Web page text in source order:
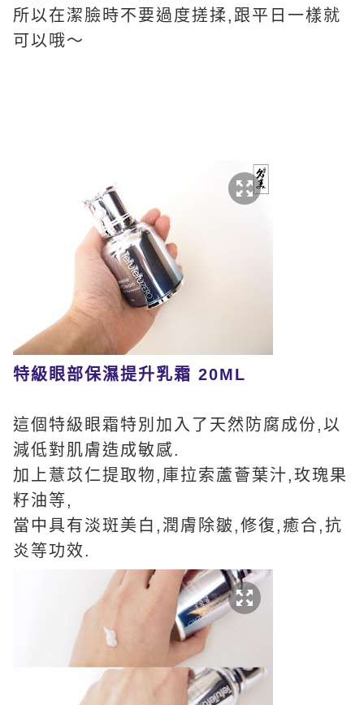
所以在潔臉時不要過度搓揉,跟平日一樣就
可以哦～
特級眼部保濕提升乳霜 20ML
這個特級眼霜特別加入了天然防腐成份,以
減低對肌膚造成敏感.
加上薏苡仁提取物,庫拉索蘆薈葉汁,玫瑰果
籽油等,
當中具有淡斑美白,潤膚除皺,修復,癒合,抗
炎等功效.